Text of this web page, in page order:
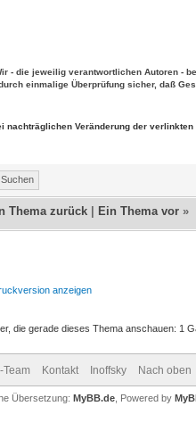
- die jeweilig verantwortlichen Autoren -
einmalige Überprüfung sicher, daß
nachträglichen Veränderung der
Suchen
Thema zurück Ein Thema vor »
anzeigen
die gerade dieses Thema anschauen: 1
Team Kontakt Inoffsky Nach oben
Übersetzung: MyBB.de, Powered by